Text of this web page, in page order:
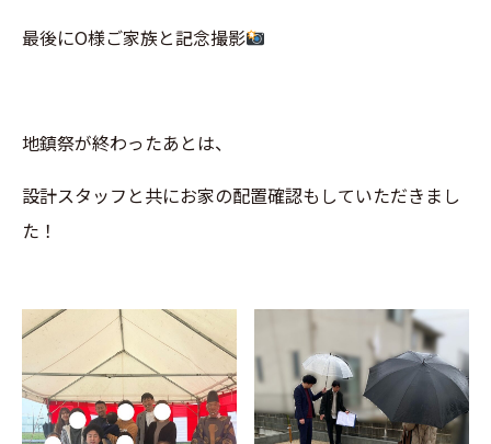
最後にO様ご家族と記念撮影
地鎮祭が終わったあとは、
設計スタッフと共にお家の配置確認もしていただきまし
た！